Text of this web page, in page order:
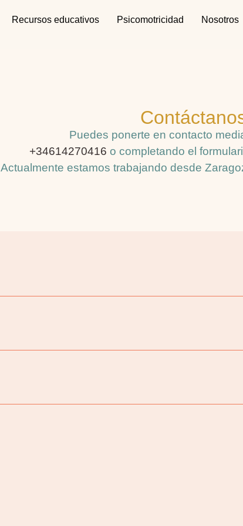
Recursos educativos Psicomotricidad Nosotros
Puedes ponerte en contacto
+34614270416 o completando el
Actualmente estamos trabajando desde